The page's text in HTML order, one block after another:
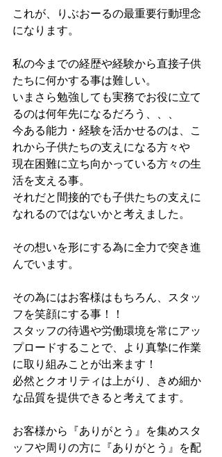
これが、りぶおーるの最重要行動理念
になります。
私の今までの経歴や経験から直接子供
たちに何かする事は難しい。
いまさら勉強しても実務でお役に立て
るのは何年先になるだろう、、、
今ある能力・経験を活かせるのは、こ
れから子供たちの支えになる方々や
現在困難に立ち向かっている方々の生
活を支える事。
それだと間接的でも子供たちの支えに
なれるのではないかと考えました。
その想いを形にする為に全力で突き進
んでいます。
その為にはお客様はもちろん、スタッ
フを笑顔にする事！！
スタッフの待遇や労働環境を常にアッ
プロードすることで、より真摯に作業
に取り組みことが出来ます！
必然とクオリティは上がり、きめ細か
な品質を提供できると考えてます。
お客様から『ありがとう』を集めスタ
ッフや周りの方に『ありがとう』を配